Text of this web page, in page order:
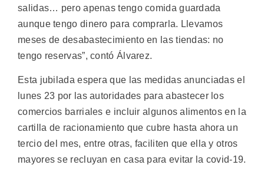
salidas… pero apenas tengo comida guardada
aunque tengo dinero para comprarla. Llevamos
meses de desabastecimiento en las tiendas: no
tengo reservas”, contó Álvarez.
Esta jubilada espera que las medidas anunciadas el
lunes 23 por las autoridades para abastecer los
comercios barriales e incluir algunos alimentos en la
cartilla de racionamiento que cubre hasta ahora un
tercio del mes, entre otras, faciliten que ella y otros
mayores se recluyan en casa para evitar la covid-19.